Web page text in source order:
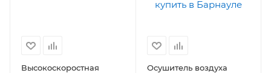
Высокоскоростная
Осушитель воздуха